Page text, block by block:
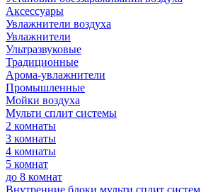
Аксессуары
Увлажнители воздуха
Увлажнители
Ультразвуковые
Традиционные
Арома-увлажнители
Промышленные
Мойки воздуха
Мульти сплит системы
2 комнаты
3 комнаты
4 комнаты
5 комнат
до 8 комнат
Внутренние блоки мульти сплит систем